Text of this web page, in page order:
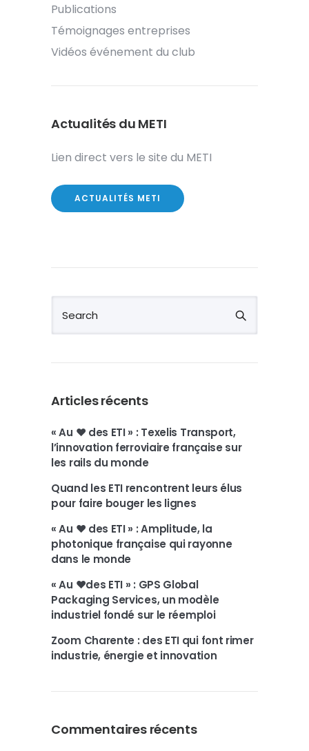
Publications
Témoignages entreprises
Vidéos événement du club
Actualités du METI
Lien direct vers le site du METI
ACTUALITÉS METI
Articles récents
« Au ❤️ des ETI » : Texelis Transport,
l’innovation ferroviaire française sur
les rails du monde
Quand les ETI rencontrent leurs élus
pour faire bouger les lignes
« Au ❤️ des ETI » : Amplitude, la
photonique française qui rayonne
dans le monde
« Au ❤️des ETI » : GPS Global
Packaging Services, un modèle
industriel fondé sur le réemploi
Zoom Charente : des ETI qui font rimer
industrie, énergie et innovation
Commentaires récents